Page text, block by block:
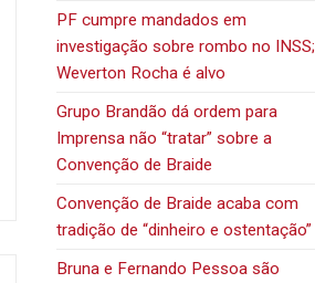
PF cumpre mandados em
investigação sobre rombo no INSS;
Weverton Rocha é alvo
Grupo Brandão dá ordem para
Imprensa não “tratar” sobre a
Convenção de Braide
Convenção de Braide acaba com
tradição de “dinheiro e ostentação”
Bruna e Fernando Pessoa são